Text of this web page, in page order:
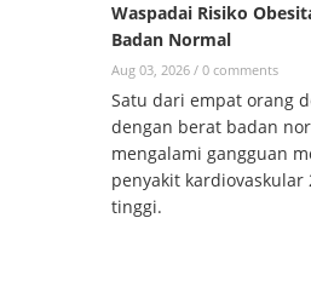
Waspadai Risiko
Badan Normal
Aug 03, 2026 / 0 comments
Satu dari empat orang
dengan berat badan
mengalami gangguan
penyakit kardiovaskular
tinggi.